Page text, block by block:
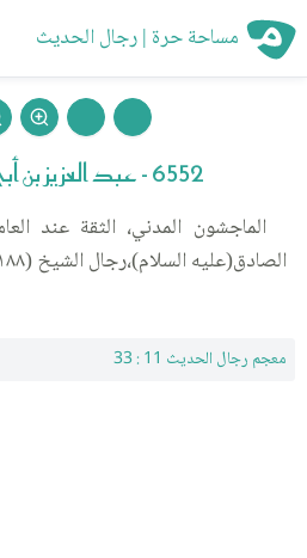
مساحة حرة | رجال الحديث
6552 - عبد العزيز بن أبي سلمة [سلم]
الماجشون المدني، الثقة عند
الصادق(عليه السلام)،رجال الشيخ (١٨٨).
معجم رجال الحديث 11 : 33